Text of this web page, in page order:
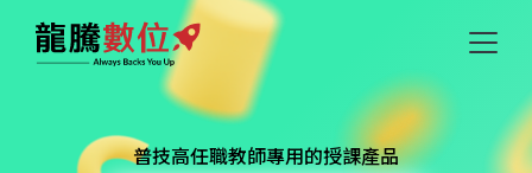
普技高任職教師專用的授課產品